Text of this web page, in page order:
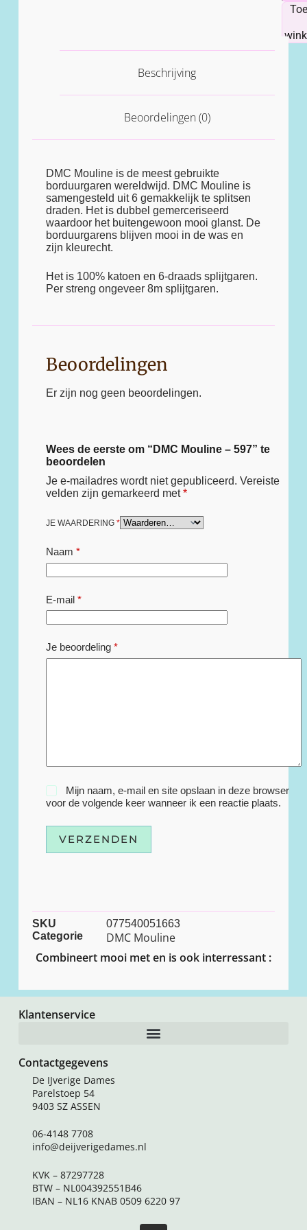
Beschrijving
Beoordelingen (0)
DMC Mouline is de meest gebruikte
borduurgaren wereldwijd. DMC Mouline is
samengesteld uit 6 gemakkelijk te splitsen
draden. Het is dubbel gemerceriseerd
waardoor het buitengewoon mooi glanst. De
borduurgarens blijven mooi in de was en
zijn kleurecht.
Het is 100% katoen en 6-draads splijtgaren.
Per streng ongeveer 8m splijtgaren.
Beoordelingen
Er zijn nog geen beoordelingen.
Wees de eerste om “DMC Mouline – 597” te
beoordelen
Je e-mailadres wordt niet gepubliceerd. Vereiste
velden zijn gemarkeerd met*
JE WAARDERING *
Naam *
E-mail*
Je beoordeling *
Mijn naam, e-mail en site opslaan in deze browser
voor de volgende keer wanneer ik een reactie plaats.
VERZENDEN
SKU
077540051663
Categorie
DMC Mouline
Combineert mooi met en is ook interressant :
Klantenservice
Contactgegevens
De IJverige Dames
Parelstoep 54
9403 SZ ASSEN
06-4148 7708
info@deijverigedames.nl
KVK – 87297728
BTW – NL004392551B46
IBAN – NL16 KNAB 0509 6220 97